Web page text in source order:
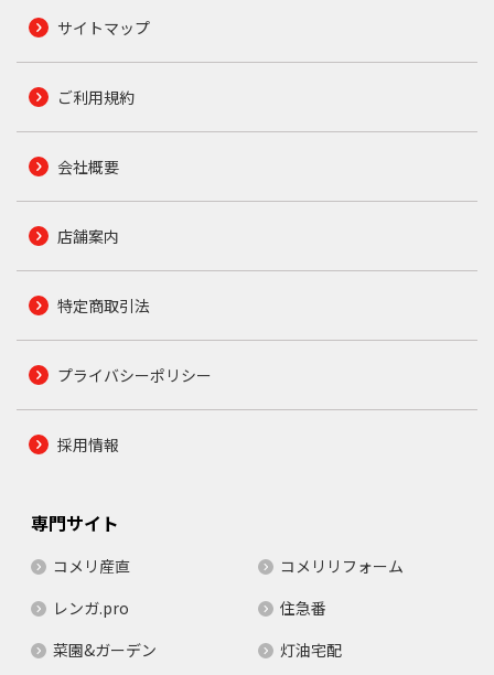
サイトマップ
ご利用規約
会社概要
店舗案内
特定商取引法
プライバシーポリシー
採用情報
専門サイト
コメリ産直
コメリリフォーム
レンガ.pro
住急番
菜園&ガーデン
灯油宅配